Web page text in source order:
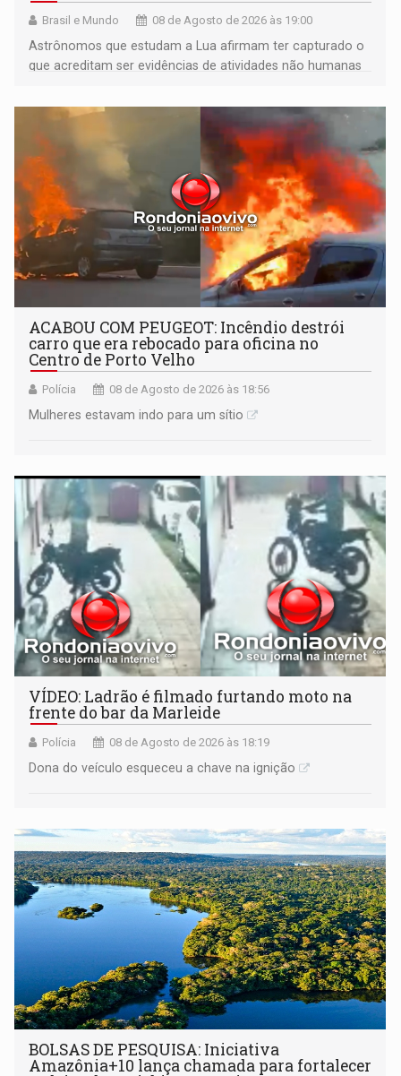
Brasil e Mundo 08 de Agosto de 2026 às 19:00
Astrônomos que estudam a Lua afirmam ter capturado o
que acreditam ser evidências de atividades não humanas
órbita
ACABOU COM PEUGEOT: Incêndio destrói
carro que era rebocado para oficina no
Centro de Porto Velho
Polícia 08 de Agosto de 2026 às 18:56
Mulheres estavam indo para um sítio
VÍDEO: Ladrão é filmado furtando moto na
frente do bar da Marleide
Polícia 08 de Agosto de 2026 às 18:19
Dona do veículo esqueceu a chave na ignição
BOLSAS DE PESQUISA: Iniciativa
Amazônia+10 lança chamada para fortalecer